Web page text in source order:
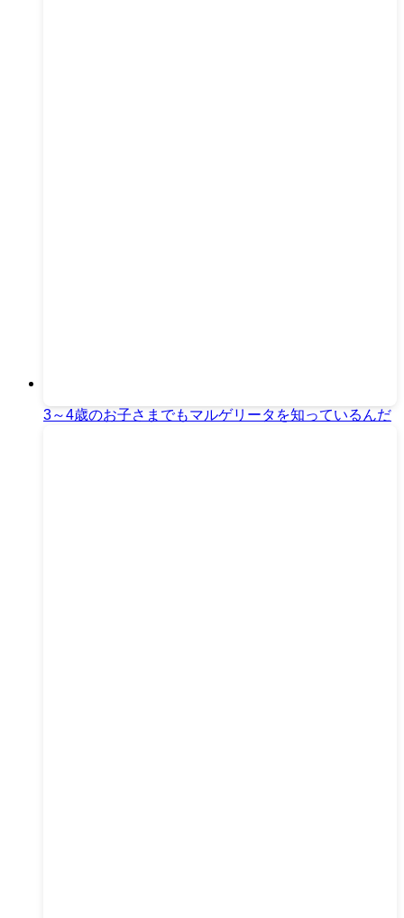
3～4歳のお子さまでもマルゲリータを知っているんだ